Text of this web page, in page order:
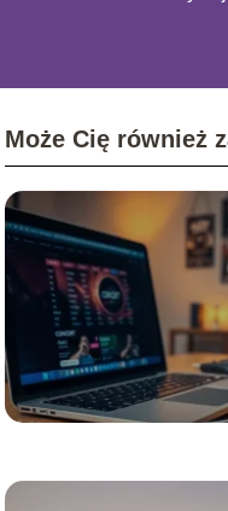
Może Cię również